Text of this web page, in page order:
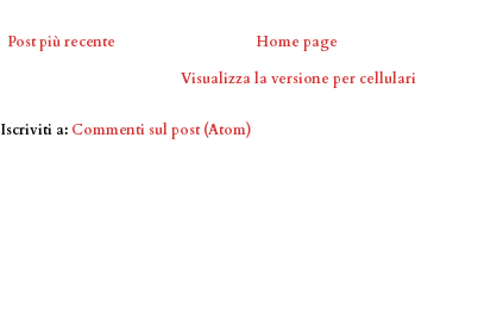
Post più recente
Home page
Visualizza la versione per cellulari
Iscriviti a: Commenti sul post (Atom)